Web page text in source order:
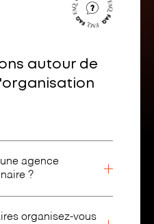
autour de
agence
?
organisez-vous